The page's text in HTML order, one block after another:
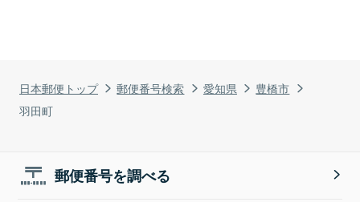
日本郵便トップ 郵便番号検索 愛知県
豊橋市
羽田町
郵便番号を調べる